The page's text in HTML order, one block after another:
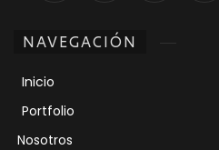
NAVEGACIÓN
Inicio
Portfolio
Nosotros